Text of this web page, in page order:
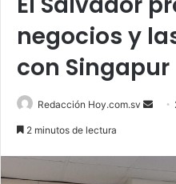
negocios y
con Singapur
Redacción Hoy.com.sv
Send
2 minutos de lectura